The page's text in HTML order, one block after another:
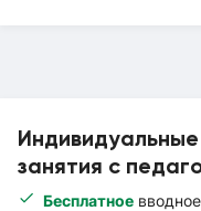
занятия с
Бесплатное